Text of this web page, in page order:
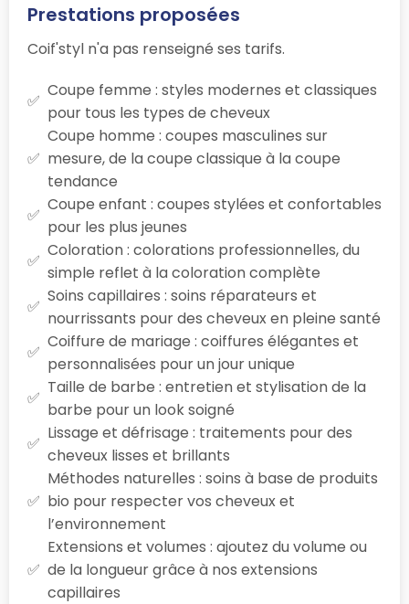
Prestations proposées
Coif'styl n'a pas renseigné ses tarifs.
Coupe femme : styles modernes et classiques
pour tous les types de cheveux
Coupe homme : coupes masculines sur
mesure, de la coupe classique à la coupe
tendance
Coupe enfant : coupes stylées et confortables
pour les plus jeunes
Coloration : colorations professionnelles, du
simple reflet à la coloration complète
Soins capillaires : soins réparateurs et
nourrissants pour des cheveux en pleine santé
Coiffure de mariage : coiffures élégantes et
personnalisées pour un jour unique
Taille de barbe : entretien et stylisation de la
barbe pour un look soigné
Lissage et défrisage : traitements pour des
cheveux lisses et brillants
Méthodes naturelles : soins à base de produits
bio pour respecter vos cheveux et
l’environnement
Extensions et volumes : ajoutez du volume ou
de la longueur grâce à nos extensions
capillaires